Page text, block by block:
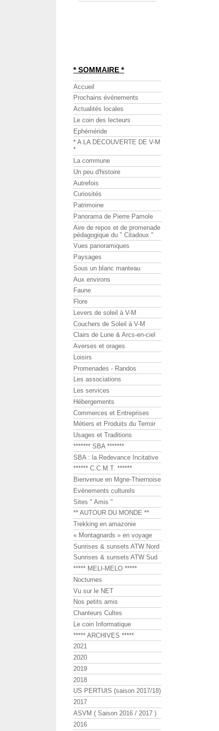
* SOMMAIRE *
Accueil
Prochains événements
Actualités locales
Le coin des lecteurs
Ephéméride
* A LA DECOUVERTE DE V-M
*
La commune
Un peu d'histoire
Autrefois
Curiosités
Patrimoine
Panorama de Pierre Pamole
Aire de repos et de promenade
pédagogique du " Citadoux "
Vues panoramiques
Paysages
Sous un blanc manteau
Aux environs
Faune
Flore
Levers de soleil à V-M
Couchers de Soleil à V-M
Clairs de Lune & Arcs-en-ciel
Averses et orages
Loisirs
Promenades - Randos
Les associations
Les services
Hébergements
Commerces et Entreprises
Métiers et Produits du Terroir
Usages et Traditions
******* SBA *******
SBA : la Redevance Incitative
****** C.C.M.T. ******
Bienvenue en Mgne-Thiernoise
Evénements culturels
Sites " Amis "
** AUTOUR DU MONDE **
Trekking en amazonie
« Montagnards » en voyage
Sunrises & sunsets ATW Nord
Sunrises & sunsets ATW Sud
***** MELI-MELO *****
Nocturnes
Vu sur le NET
Nos petits amis
Chanteurs Cultes
Le coin Informatique
***** ARCHIVES *****
2021
2020
2019
2018
US PERTUIS (saison 2017/18)
2017
ASVM ( Saison 2016 / 2017 )
2016